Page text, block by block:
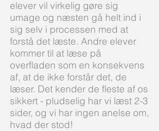
elever vil virkelig gøre sig
umage og næsten gå helt ind i
sig selv i processen med at
forstå det læste. Andre elever
kommer til at læse på
overfladen som en konsekvens
af, at de ikke forstår det, de
læser. Det kender de fleste af os
sikkert - pludselig har vi læst 2-3
sider, og vi har ingen anelse om,
hvad der stod!